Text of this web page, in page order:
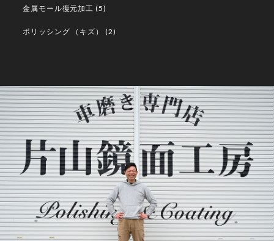
金属モール復元加工 (5)
ポリッシング （キズ） (2)